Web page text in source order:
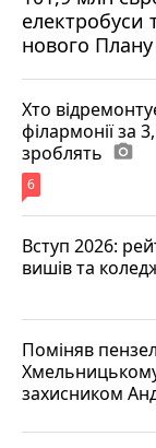
електробуси
нового
Хто
філармонії за
зроблять photo_camera
6
Вступ 2026:
вишів та
Поміняв
захисником